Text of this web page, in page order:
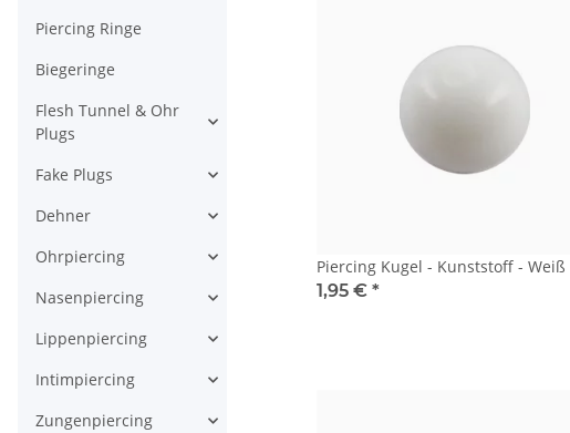
Piercing Kugel - Kunststoff - Weiß
1,95 €*
Piercing Ringe
Biegeringe
Flesh Tunnel & Ohr
Plugs
Fake Plugs
Dehner
Ohrpiercing
Nasenpiercing
Lippenpiercing
Intimpiercing
Zungenpiercing